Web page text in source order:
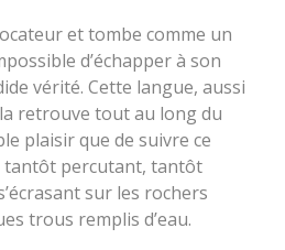
et tombe comme un
d’échapper à son
vérité. Cette langue, aussi
retrouve tout au long du
plaisir que de suivre ce
tantôt percutant, tantôt
sur les rochers
trous remplis d’eau.